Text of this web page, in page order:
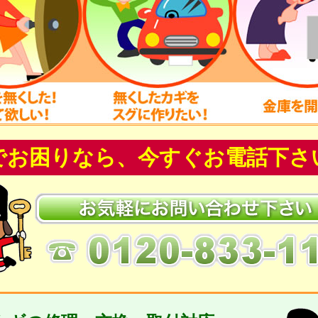
お困りなら、今すぐお電話下さ